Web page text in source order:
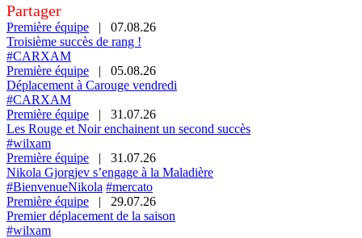
Partager
Première équipe |
07.08.26
Troisième succès de rang !
#CARXAM
Première équipe
|
05.08.26
Déplacement à Carouge vendredi
#CARXAM
Première équipe
|
31.07.26
Les Rouge et Noir enchainent un second succès
#wilxam
Première équipe
|
31.07.26
Nikola Gjorgjev s’engage à la Maladière
#BienvenueNikola #mercato
Première équipe
|
29.07.26
Premier déplacement de la saison
#wilxam